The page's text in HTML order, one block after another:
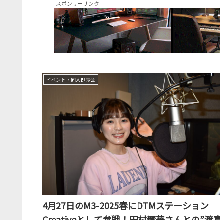
スポンサーリンク
イベント・同人即売会
4月27日のM3-2025春にDTMステーション